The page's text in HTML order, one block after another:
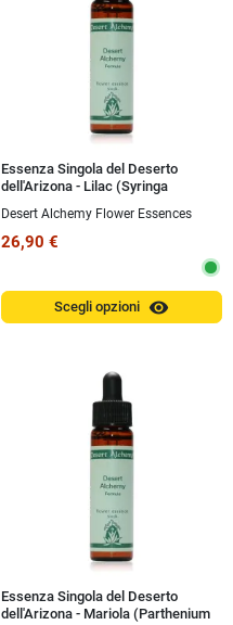
Essenza Singola del Deserto
dell'Arizona - Lilac (Syringa
Desert Alchemy Flower Essences
26,90 €
Scegli opzioni visibility
Essenza Singola del Deserto
dell'Arizona - Mariola (Parthenium